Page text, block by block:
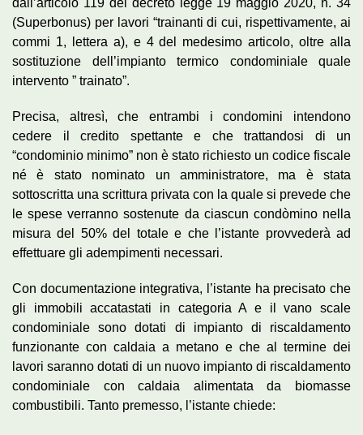
(Superbonus) per lavori “trainanti di cui, rispettivamente, ai
commi 1, lettera a), e 4 del medesimo articolo, oltre alla
sostituzione dell’impianto termico condominiale quale
intervento ” trainato”.
Precisa, altresì, che entrambi i condomini intendono
cedere il credito spettante e che trattandosi di un
“condominio minimo” non è stato richiesto un codice fiscale
né è stato nominato un amministratore, ma è stata
sottoscritta una scrittura privata con la quale si prevede che
le spese verranno sostenute da ciascun condòmino nella
misura del 50% del totale e che l’istante provvederà ad
effettuare gli adempimenti necessari.
Con documentazione integrativa, l’istante ha precisato che
gli immobili accatastati in categoria A e il vano scale
condominiale sono dotati di impianto di riscaldamento
funzionante con caldaia a metano e che al termine dei
lavori saranno dotati di un nuovo impianto di riscaldamento
condominiale con caldaia alimentata da biomasse
combustibili. Tanto premesso, l’istante chiede: